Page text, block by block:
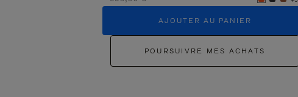
AJOUTER AU PANIER
POURSUIVRE MES ACHATS